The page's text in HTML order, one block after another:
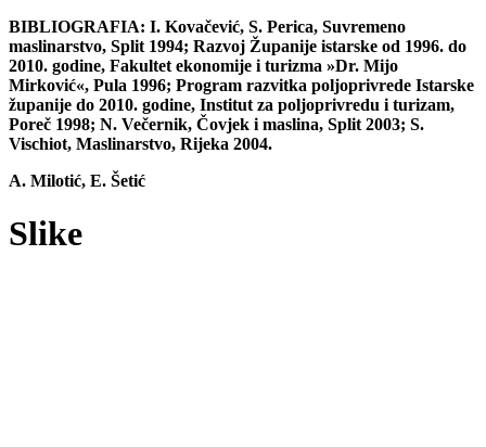
BIBLIOGRAFIA: I. Kovačević, S. Perica, Suvremeno
maslinarstvo, Split 1994; Razvoj Županije istarske od 1996. do
2010. godine, Fakultet ekonomije i turizma »Dr. Mijo
Mirković«, Pula 1996; Program razvitka poljoprivrede Istarske
županije do 2010. godine, Institut za poljoprivredu i turizam,
Poreč 1998; N. Večernik, Čovjek i maslina, Split 2003; S.
Vischiot, Maslinarstvo, Rijeka 2004.
A. Milotić, E. Šetić
Slike